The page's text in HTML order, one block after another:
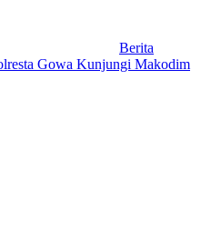
Berita
Gowa Kunjungi Makodim